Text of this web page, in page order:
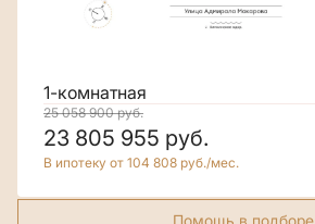
1-комнатная
25 058 900руб.
23 805 955 руб.
В ипотеку от 104 808 руб./мес.
Помощь в подборе